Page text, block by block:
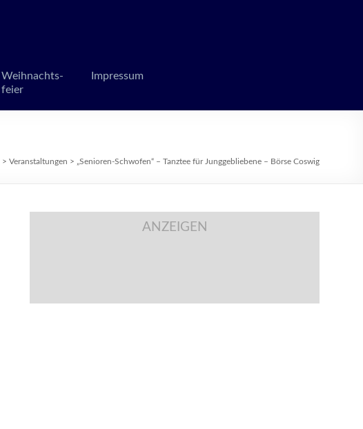
Weihnachts-
feier
Impressum
> Veranstaltungen > „Senioren-Schwofen“ – Tanztee für Junggebliebene – Börse Coswig
ANZEIGEN